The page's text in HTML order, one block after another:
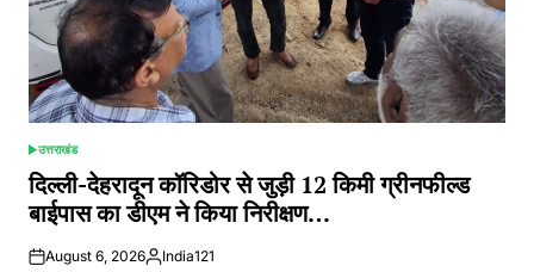
POSTED
IN
उत्तराखंड
दिल्ली-देहरादून कॉरिडोर से जुड़ी 12 किमी ग्रीनफील्ड
बाईपास का डीएम ने किया निरीक्षण…
August 6, 2026Posted
India121